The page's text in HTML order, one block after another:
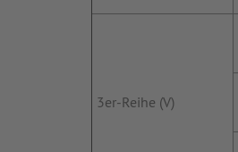
3er-Reihe (V)